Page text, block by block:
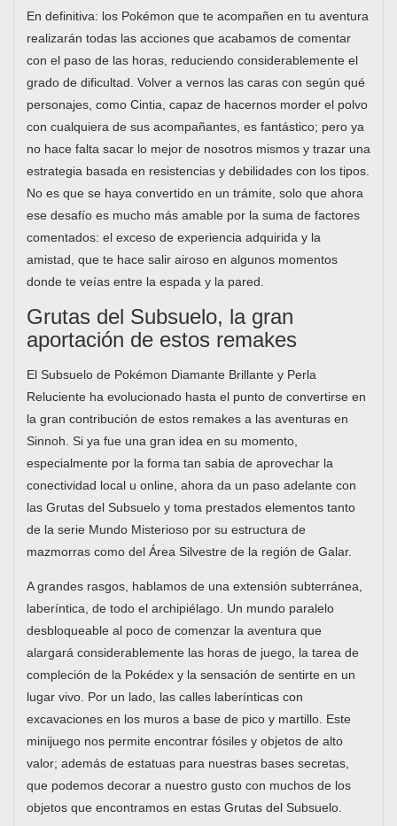
En definitiva: los Pokémon que te acompañen en tu aventura
realizarán todas las acciones que acabamos de comentar
con el paso de las horas, reduciendo considerablemente el
grado de dificultad. Volver a vernos las caras con según qué
personajes, como Cintia, capaz de hacernos morder el polvo
con cualquiera de sus acompañantes, es fantástico; pero ya
no hace falta sacar lo mejor de nosotros mismos y trazar una
estrategia basada en resistencias y debilidades con los tipos.
No es que se haya convertido en un trámite, solo que ahora
ese desafío es mucho más amable por la suma de factores
comentados: el exceso de experiencia adquirida y la
amistad, que te hace salir airoso en algunos momentos
donde te veías entre la espada y la pared.
Grutas del Subsuelo, la gran
aportación de estos remakes
El Subsuelo de Pokémon Diamante Brillante y Perla
Reluciente ha evolucionado hasta el punto de convertirse en
la gran contribución de estos remakes a las aventuras en
Sinnoh. Si ya fue una gran idea en su momento,
especialmente por la forma tan sabia de aprovechar la
conectividad local u online, ahora da un paso adelante con
las Grutas del Subsuelo y toma prestados elementos tanto
de la serie Mundo Misterioso por su estructura de
mazmorras como del Área Silvestre de la región de Galar.
A grandes rasgos, hablamos de una extensión subterránea,
laberíntica, de todo el archipiélago. Un mundo paralelo
desbloqueable al poco de comenzar la aventura que
alargará considerablemente las horas de juego, la tarea de
compleción de la Pokédex y la sensación de sentirte en un
lugar vivo. Por un lado, las calles laberínticas con
excavaciones en los muros a base de pico y martillo. Este
minijuego nos permite encontrar fósiles y objetos de alto
valor; además de estatuas para nuestras bases secretas,
que podemos decorar a nuestro gusto con muchos de los
objetos que encontramos en estas Grutas del Subsuelo.